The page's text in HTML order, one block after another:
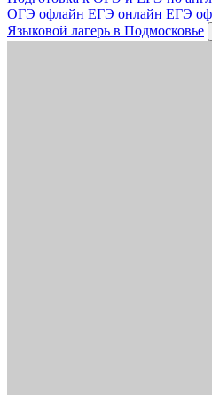
ОГЭ офлайн ЕГЭ онлайн ЕГЭ
Языковой лагерь в Подмосковье